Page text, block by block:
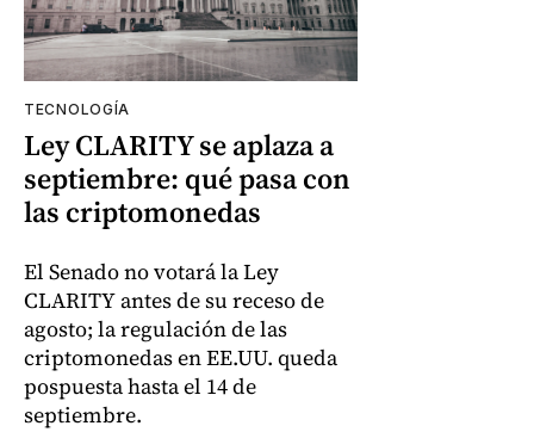
TECNOLOGÍA
Ley CLARITY se aplaza a
septiembre: qué pasa con
las criptomonedas
El Senado no votará la Ley
CLARITY antes de su receso de
agosto; la regulación de las
criptomonedas en EE.UU. queda
pospuesta hasta el 14 de
septiembre.